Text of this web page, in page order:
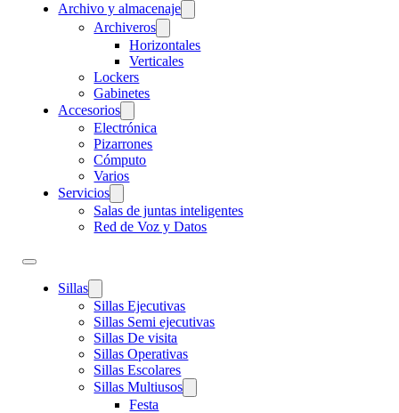
Archivo y almacenaje
Archiveros
Horizontales
Verticales
Lockers
Gabinetes
Accesorios
Electrónica
Pizarrones
Cómputo
Varios
Servicios
Salas de juntas inteligentes
Red de Voz y Datos
Sillas
Sillas Ejecutivas
Sillas Semi ejecutivas
Sillas De visita
Sillas Operativas
Sillas Escolares
Sillas Multiusos
Festa